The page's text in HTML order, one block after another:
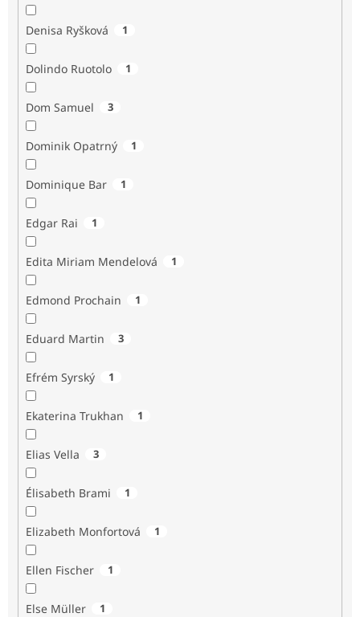
Denisa Ryšková 1
Dolindo Ruotolo 1
Dom Samuel 3
Dominik Opatrný 1
Dominique Bar 1
Edgar Rai 1
Edita Miriam Mendelová 1
Edmond Prochain 1
Eduard Martin 3
Efrém Syrský 1
Ekaterina Trukhan 1
Elias Vella 3
Élisabeth Brami 1
Elizabeth Monfortová 1
Ellen Fischer 1
Else Müller 1